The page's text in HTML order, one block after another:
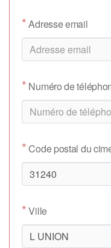
*Adresse email
* Numéro de
*Code postal du
*Ville